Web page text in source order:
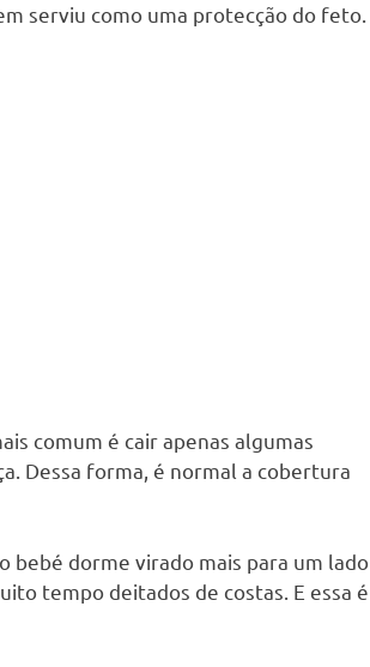
serviu como uma protecção do feto.
comum é cair apenas algumas
Dessa forma, é normal a cobertura
bebé dorme virado mais para um lado
tempo deitados de costas. E essa é